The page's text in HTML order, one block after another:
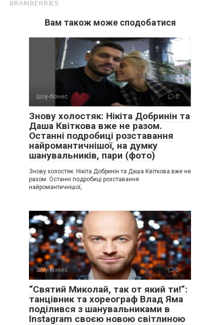
Вам також може сподобатися
Шоу-бізнес 0
Знову холостяк: Нікіта Добринін та
Даша Квіткова вже не разом.
Останні подробиці розставання
найромантичнішої, на думку
шанувальників, пари (фото)
Знову холостяк: Нікіта Добринін та Даша Квіткова вже не
разом. Останні подробиці розставання
найромантичнішої,
Шоу-бізнес 0
“Святий Миколай, так от який ти!”:
танцівник та хореограф Влад Яма
поділився з шанувальниками в
Instagram своєю новою світлиною